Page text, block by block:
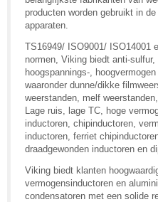
producten worden gebruikt in
apparaten.
TS16949/ ISO9001/ ISO14001
normen, Viking biedt anti-sulfur,
hoogspannings-,
waaronder dunne/dikke
weerstanden, melf
Lage ruis, lage TC, hoge
inductoren, chipinductoren,
inductoren, ferriet
draadgewonden inductoren en
Viking biedt klanten
vermogensinductoren en
condensatoren met een solide